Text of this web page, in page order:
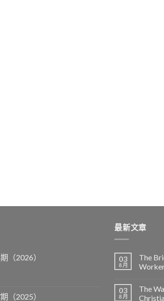
（2026）
（2025）
最新文章
03
8 月
The
03
8 月
The